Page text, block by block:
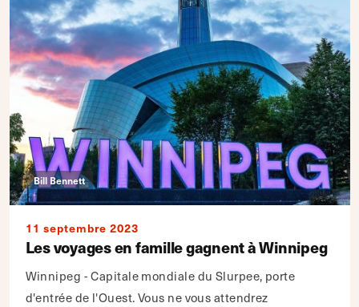
Bill Bennett
11 septembre 2023
Les voyages en famille gagnent à Winnipeg
Winnipeg - Capitale mondiale du Slurpee, porte
d'entrée de l'Ouest. Vous ne vous attendrez